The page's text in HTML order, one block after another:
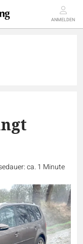
ANMELDEN
ca. 1 Minute